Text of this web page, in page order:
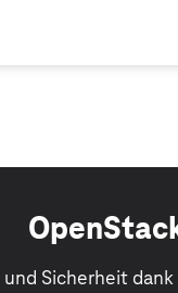
Sicherheit